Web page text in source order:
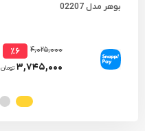
بوهر مدل 02207
۴,۰۲۵,۰۰۰ ٪۶
۳,۷۴۵,۰۰۰ تومان